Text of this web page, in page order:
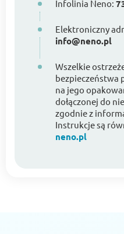
Infolinia Neno:
Elektroniczny
info@neno.pl
Wszelkie
bezpieczeństwa
na jego
dołączonej do
zgodnie z
Instrukcje są
neno.pl